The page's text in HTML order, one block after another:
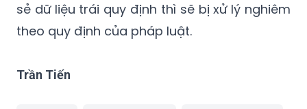
sẻ dữ liệu trái quy định thì sẽ bị xử lý nghiêm
theo quy định của pháp luật.
Trần Tiến